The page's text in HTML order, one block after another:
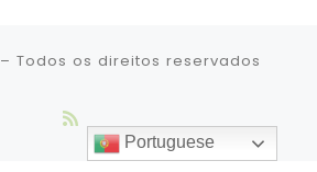
– Todos os direitos reservados
Portuguese